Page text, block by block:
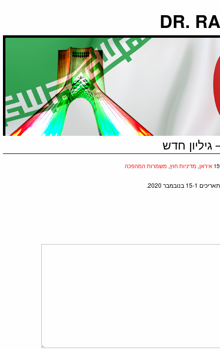
חדש
,מדיניות חוץ ,משמרות המהפכה
2020.